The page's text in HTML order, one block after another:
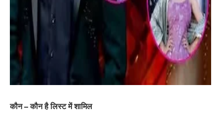
कौन – कौन है लिस्ट में शामिल